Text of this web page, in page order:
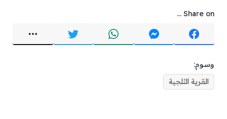
Share on ...
وسوم:
القرية الثلجية